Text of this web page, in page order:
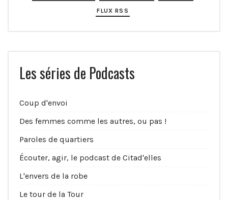
FLUX RSS
Les séries de Podcasts
Coup d'envoi
Des femmes comme les autres, ou pas !
Paroles de quartiers
Écouter, agir, le podcast de Citad'elles
L'envers de la robe
Le tour de la Tour